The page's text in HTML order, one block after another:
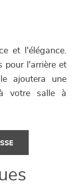
et l'élégance.
pour l'arrière et
ajoutera une
votre salle à